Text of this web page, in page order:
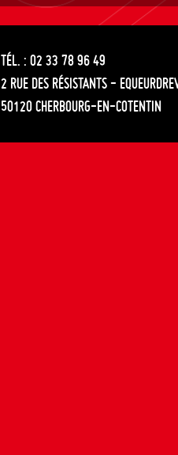
TÉL. : 02 33 78 96 49
2 RUE DES RÉSISTANTS -
50120 CHERBOURG-EN-COTENTIN